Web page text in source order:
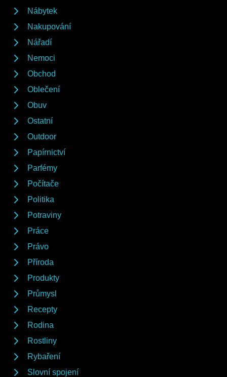
Nábytek
Nakupování
Nářadí
Nemoci
Obchod
Oblečení
Obuv
Ostatní
Outdoor
Papírnictví
Parfémy
Počítače
Politika
Potraviny
Práce
Právo
Příroda
Produkty
Průmysl
Recepty
Rodina
Rostliny
Rybaření
Slovní spojení